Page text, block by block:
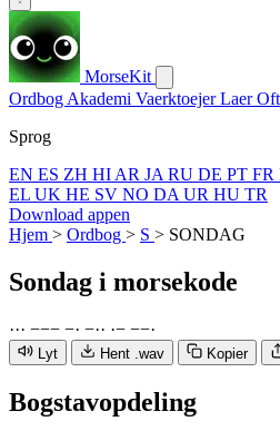
MorseKit
Ordbog Akademi VaerktoejerLaer
Sprog
EN ES ZH HI AR JA RU DE PT FR
EL UK HE SV NO DA UR HU TR
Download appen
Hjem > Ordbog > S > SONDAG
Sondag i morsekode
··· −−− −· −·· ·− −−·
Lyt Hent .wav Kopier
Bogstavopdeling